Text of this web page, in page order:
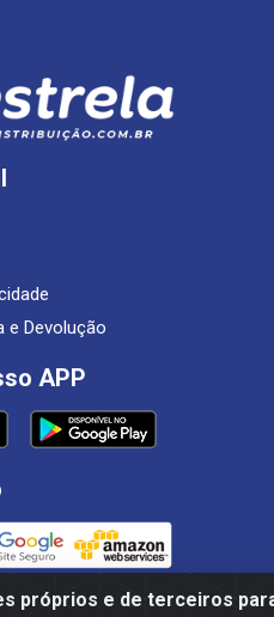
próprios e de terceiros
e Devolução
APP